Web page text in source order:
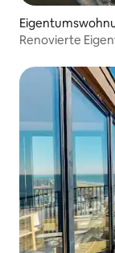
Renovierte